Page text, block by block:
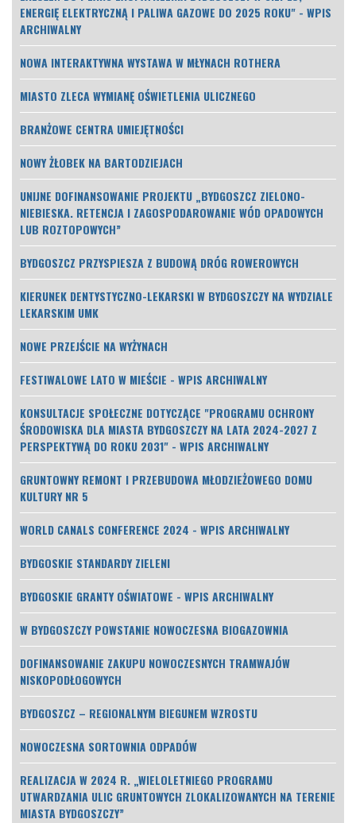
ENERGIĘ ELEKTRYCZNĄ I PALIWA GAZOWE DO 2025 ROKU" - WPIS
ARCHIWALNY
NOWA INTERAKTYWNA WYSTAWA W MŁYNACH ROTHERA
MIASTO ZLECA WYMIANĘ OŚWIETLENIA ULICZNEGO
BRANŻOWE CENTRA UMIEJĘTNOŚCI
NOWY ŻŁOBEK NA BARTODZIEJACH
UNIJNE DOFINANSOWANIE PROJEKTU „BYDGOSZCZ ZIELONO-
NIEBIESKA. RETENCJA I ZAGOSPODAROWANIE WÓD OPADOWYCH
LUB ROZTOPOWYCH”
BYDGOSZCZ PRZYSPIESZA Z BUDOWĄ DRÓG ROWEROWYCH
KIERUNEK DENTYSTYCZNO-LEKARSKI W BYDGOSZCZY NA WYDZIALE
LEKARSKIM UMK
NOWE PRZEJŚCIE NA WYŻYNACH
FESTIWALOWE LATO W MIEŚCIE - WPIS ARCHIWALNY
KONSULTACJE SPOŁECZNE DOTYCZĄCE "PROGRAMU OCHRONY
ŚRODOWISKA DLA MIASTA BYDGOSZCZY NA LATA 2024-2027 Z
PERSPEKTYWĄ DO ROKU 2031" - WPIS ARCHIWALNY
GRUNTOWNY REMONT I PRZEBUDOWA MŁODZIEŻOWEGO DOMU
KULTURY NR 5
WORLD CANALS CONFERENCE 2024 - WPIS ARCHIWALNY
BYDGOSKIE STANDARDY ZIELENI
BYDGOSKIE GRANTY OŚWIATOWE - WPIS ARCHIWALNY
W BYDGOSZCZY POWSTANIE NOWOCZESNA BIOGAZOWNIA
DOFINANSOWANIE ZAKUPU NOWOCZESNYCH TRAMWAJÓW
NISKOPODŁOGOWYCH
BYDGOSZCZ – REGIONALNYM BIEGUNEM WZROSTU
NOWOCZESNA SORTOWNIA ODPADÓW
REALIZACJA W 2024 R. „WIELOLETNIEGO PROGRAMU
UTWARDZANIA ULIC GRUNTOWYCH ZLOKALIZOWANYCH NA TERENIE
MIASTA BYDGOSZCZY”